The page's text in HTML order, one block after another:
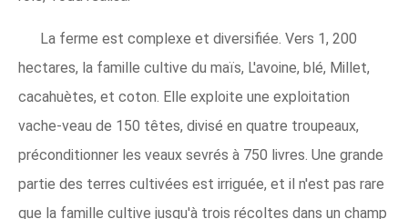
La ferme est complexe et diversifiée. Vers 1, 200
hectares, la famille cultive du maïs, L'avoine, blé, Millet,
cacahuètes, et coton. Elle exploite une exploitation
vache-veau de 150 têtes, divisé en quatre troupeaux,
préconditionner les veaux sevrés à 750 livres. Une grande
partie des terres cultivées est irriguée, et il n'est pas rare
que la famille cultive jusqu'à trois récoltes dans un champ